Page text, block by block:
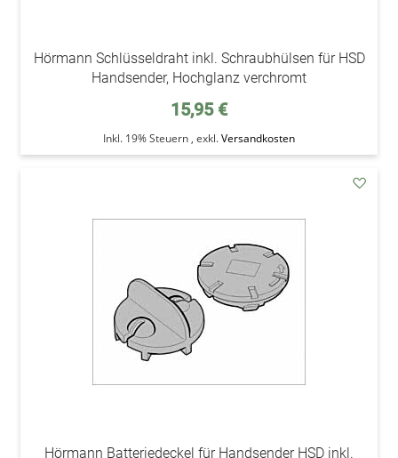
Hörmann Schlüsseldraht inkl. Schraubhülsen für HSD
Handsender, Hochglanz verchromt
15,95 €
Inkl. 19% Steuern , exkl.Versandkosten
Hörmann Batteriedeckel für Handsender HSD inkl.